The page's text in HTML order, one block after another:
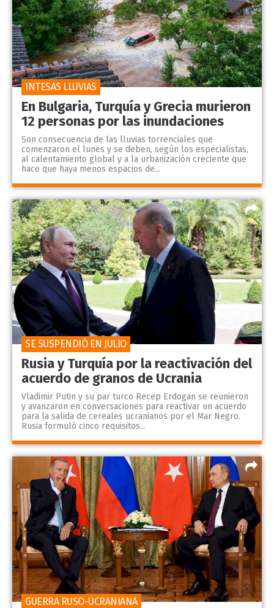
En Bulgaria, Turquía y Grecia murieron
12 personas por las inundaciones
Son consecuencia de las lluvias torrenciales que
comenzaron el lunes y se deben, según los especialistas,
al calentamiento global y a la urbanización creciente que
hace que haya menos espacios de...
INTESAS LLUVIAS
Rusia y Turquía por la reactivación del
acuerdo de granos de Ucrania
Vladimir Putin y su par turco Recep Erdogan se reunieron
y avanzaron en conversaciones para reactivar un acuerdo
para la salida de cereales ucranianos por el Mar Negro.
Rusia formuló cinco requisitos...
SE SUSPENDIÓ EN JULIO
GUERRA RUSO-UCRANIANA